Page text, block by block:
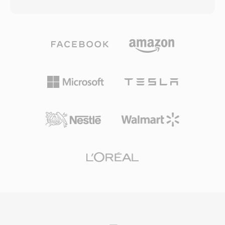
biến thể program stream phục vụ các ứng
dụng hướng lưu trữ như DVD. MPEG-2 hỗ trợ
at High Level, với tốc độ bit đạt 80 Mbps trong
hơn như H.264 và HEVC mang lại hiệu suất nén
vượt trội đáng kể, MPEG-2 vẫn bám rễ trong hạ
hàng tỷ đĩa DVD đang lưu hành trên toàn thế
ứng dụng phương tiện được cài đặt rộng rãi
niệm truyền phát video có bộ đệm trước khi
băng thông rộng trở nên phổ biến. Định dạng
bộ chứa độc quyền hỗ trợ sửa lỗi trước, cho
chứa nhiều luồng ở tốc độ bit khác nhau, cho